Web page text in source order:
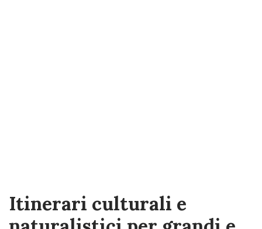
Itinerari culturali e